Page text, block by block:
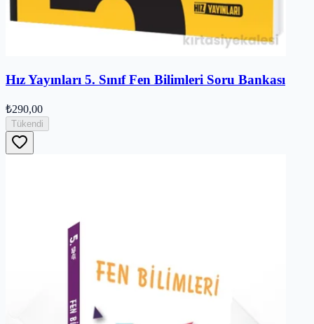
Hız Yayınları 5. Sınıf Fen Bilimleri Soru Bankası
₺290,00
Tükendi